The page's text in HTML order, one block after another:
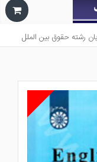
رشته حقوق بين الملل